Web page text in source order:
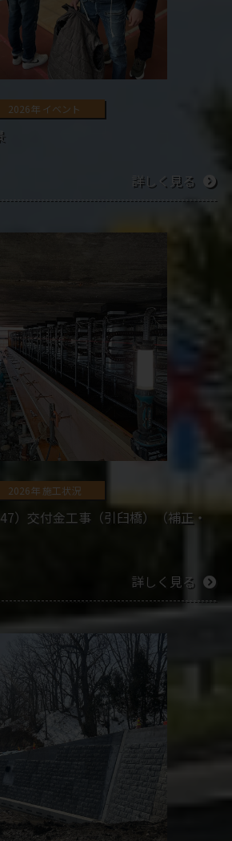
2026年 イベント
詳しく見る
2026年 施工状況
）交付金工事（引臼橋）（補正・
詳しく見る